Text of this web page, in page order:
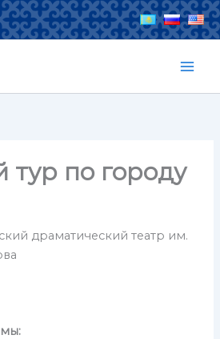
по городу
драматический театр им.